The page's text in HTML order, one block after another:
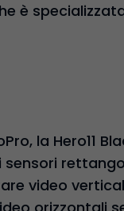
è
la Hero11
video